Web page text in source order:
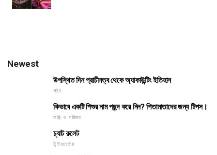
Newest
উপস্থিত দিন প্রাচীনত্ব থেকে অ্যাকাউন্টিং ইতিহাস
গঠন
কিভাবে একটি শিশুর নাম পছন্দ করে নিন? পিতামাতাদের জন্য টিপস।
বাড়ি ও পরিবার
চ্যাট রুলেট
ইন্টারনেটের